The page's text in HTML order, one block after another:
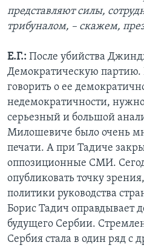
представляют силы,
трибуналом, – скажем,
Е.Г.: После убийства
Демократическую партию.
говорить о ее
недемократичности,
серьезный и большой
Милошевиче было очень
печати. А при Тадиче
оппозиционные СМИ.
опубликовать точку
политики руководства
Борис Тадич оправдывает
будущего Сербии.
Сербия стала в один ряд с